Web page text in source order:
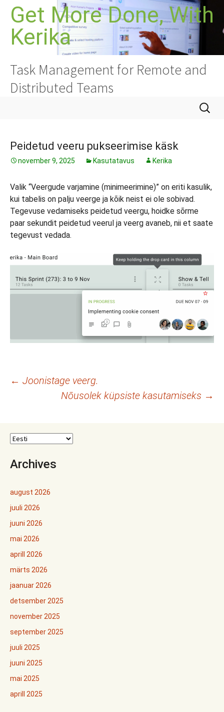
Liigu
sisu
juurde
Get More Done, With
Kerika
Task Management for Remote and
Distributed Teams
Otsi:
Peidetud veeru pukseerimise käsk
november 9, 2025 Kasutatavus Kerika
Valik “Veergude varjamine (minimeerimine)” on eriti kasulik,
kui tabelis on palju veerge ja kõik neist ei ole sobivad.
Tegevuse vedamiseks peidetud veergu, hoidke sõrme
paar sekundit peidetud veerul ja veerg avaneb, nii et saate
tegevust vedada.
Postituste
← Joonistage veerg.
Nõusolek küpsiste kasutamiseks →
Archives
august 2026
juuli 2026
juuni 2026
mai 2026
aprill 2026
märts 2026
jaanuar 2026
detsember 2025
november 2025
september 2025
juuli 2025
juuni 2025
mai 2025
aprill 2025